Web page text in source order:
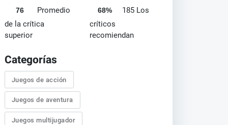
76
Promedio
de la crítica
superior
68%
185 Los
críticos
recomiendan
Categorías
Juegos de acción
Juegos de aventura
Juegos multijugador